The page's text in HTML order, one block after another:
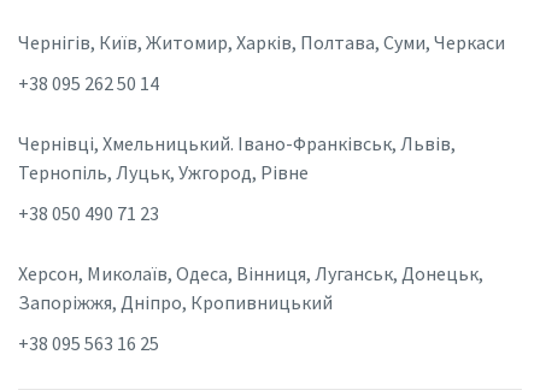
Чернігів, Київ, Житомир, Харків, Полтава, Суми, Черкаси
+38 095 262 50 14
Чернівці, Хмельницький. Івано-Франківськ, Львів,
Тернопіль, Луцьк, Ужгород, Рівне
+38 050 490 71 23
Херсон, Миколаїв, Одеса, Вінниця, Луганськ, Донецьк,
Запоріжжя, Дніпро, Кропивницький
+38 095 563 16 25